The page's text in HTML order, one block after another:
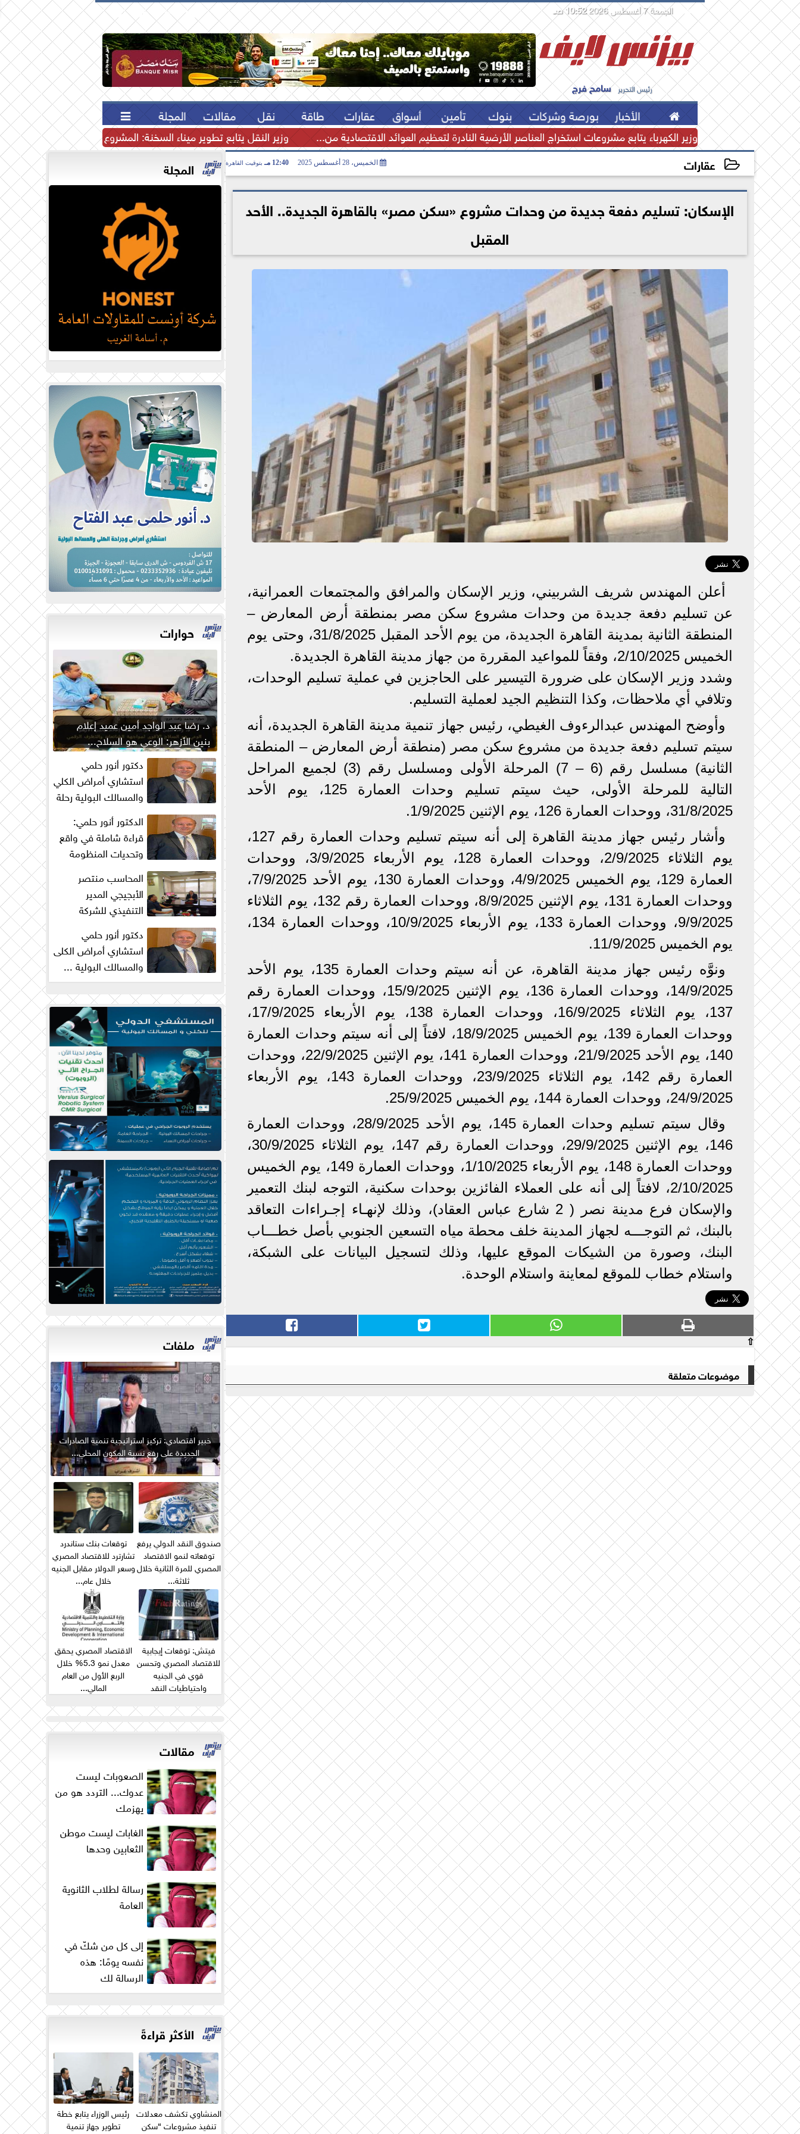
  


 الجمعة 7 أغسطس 2026 10:52 صـ
رئيس التحرير سامح فرج
 الأخبار بورصة وشركات بنوك تأمين أسواق عقارات طاقة نقل مقالات المجلة 
يرتفع إلى... وزير الكهرباء يتابع مشروعات استخراج العناصر الأرضية النادرة لتعظيم العوائد الاقتصادية من... وزير النقل يتابع تطوير ميناء السخنة: المشروع يرسخ مكانة مصر
عقارات الخميس، 28 أغسطس 2025 12:40 مـ بتوقيت القاهرة
2025-08-28 12:40:41
الإسكان: تسليم دفعة جديدة من وحدات مشروع «سكن مصر» بالقاهرة الجديدة.. الأحد
المقبل
أعلن المهندس شريف الشربيني، وزير الإسكان والمرافق والمجتمعات العمرانية،
عن تسليم دفعة جديدة من وحدات مشروع سكن مصر بمنطقة أرض المعارض –
المنطقة الثانية بمدينة القاهرة الجديدة، من يوم الأحد المقبل 31/8/2025، وحتى يوم
الخميس 2/10/2025، وفقاً للمواعيد المقررة من جهاز مدينة القاهرة الجديدة.
وشدد وزير الإسكان على ضرورة التيسير على الحاجزين في عملية تسليم الوحدات،
وتلافي أي ملاحظات، وكذا التنظيم الجيد لعملية التسليم.
وأوضح المهندس عبدالرءوف الغيطي، رئيس جهاز تنمية مدينة القاهرة الجديدة، أنه
سيتم تسليم دفعة جديدة من مشروع سكن مصر (منطقة أرض المعارض – المنطقة
الثانية) مسلسل رقم (6 – 7) المرحلة الأولى ومسلسل رقم (3) لجميع المراحل
التالية للمرحلة الأولى، حيث سيتم تسليم وحدات العمارة 125، يوم الأحد
31/8/2025، ووحدات العمارة 126، يوم الإثنين 1/9/2025.
وأشار رئيس جهاز مدينة القاهرة إلى أنه سيتم تسليم وحدات العمارة رقم 127،
يوم الثلاثاء 2/9/2025، ووحدات العمارة 128، يوم الأربعاء 3/9/2025، ووحدات
العمارة 129، يوم الخميس 4/9/2025، ووحدات العمارة 130، يوم الأحد 7/9/2025،
ووحدات العمارة 131، يوم الإثنين 8/9/2025، ووحدات العمارة رقم 132، يوم الثلاثاء
9/9/2025، ووحدات العمارة 133، يوم الأربعاء 10/9/2025، ووحدات العمارة 134،
يوم الخميس 11/9/2025.
ونوَّه رئيس جهاز مدينة القاهرة، عن أنه سيتم وحدات العمارة 135، يوم الأحد
14/9/2025، ووحدات العمارة 136، يوم الإثنين 15/9/2025، ووحدات العمارة رقم
137، يوم الثلاثاء 16/9/2025، ووحدات العمارة 138، يوم الأربعاء 17/9/2025،
ووحدات العمارة 139، يوم الخميس 18/9/2025، لافتاً إلى أنه سيتم وحدات العمارة
140، يوم الأحد 21/9/2025، ووحدات العمارة 141، يوم الإثنين 22/9/2025، ووحدات
العمارة رقم 142، يوم الثلاثاء 23/9/2025، ووحدات العمارة 143، يوم الأربعاء
24/9/2025، ووحدات العمارة 144، يوم الخميس 25/9/2025.
وقال سيتم تسليم وحدات العمارة 145، يوم الأحد 28/9/2025، ووحدات العمارة
146، يوم الإثنين 29/9/2025، ووحدات العمارة رقم 147، يوم الثلاثاء 30/9/2025،
ووحدات العمارة 148، يوم الأربعاء 1/10/2025، ووحدات العمارة 149، يوم الخميس
2/10/2025، لافتاً إلى أنه على العملاء الفائزين بوحدات سكنية، التوجه لبنك التعمير
والإسكان فرع مدينة نصر ( 2 شارع عباس العقاد)، وذلك لإنهـاء إجـراءات التعاقد
بالبنك، ثم التوجـــه لجهاز المدينة خلف محطة مياه التسعين الجنوبي بأصل خطـــاب
البنك، وصورة من الشيكات الموقع عليها، وذلك لتسجيل البيانات على الشبكة،
واستلام خطاب للموقع لمعاينة واستلام الوحدة.
⇧
موضوعات متعلقة
المجلة
حوارات
د. رضا عبد الواجد أمين عميد إعلام
بنين الأزهر: الوعي هو السلاح...
دكتور أنور حلمي
استشاري أمراض الكلي
والمسالك البولية رحلة
من البحث والكفاح...
الدكتور أنور حلمي:
قراءة شاملة في واقع
وتحديات المنظومة
المحاسب منتصر
الأبجيجي المدير
التنفيذي للشركة
المصرية للتنمية الزراعية
والريفية : ...
دكتور أنور حلمي
استشاري أمراض الكلى
والمسالك البولية ...
زيادة جراحات
البروستاتا...
ملفات
خبير اقتصادي: تركيز استراتيجية تنمية الصادرات
الجديدة على رفع نسبة المكون المحلي...
صندوق النقد الدولي يرفع
توقعاته لنمو الاقتصاد
المصري للمرة الثانية خلال
ثلاثة...
توقعات بنك ستاندرد
تشارترد للاقتصاد المصري
وسعر الدولار مقابل الجنيه
خلال عام...
فيتش: توقعات إيجابية
للاقتصاد المصري وتحسن
قوي في الجنيه
واحتياطيات النقد
الأجنبي...
الاقتصاد المصري يحقق
معدل نمو 5.3% خلال
الربع الأول من العام
المالي...
مقالات
الصعوبات ليست
عدوك... التردد هو من
يهزمك
الغابات ليست موطن
الثعابين وحدها
رسالة لطلاب الثانوية
العامة
إلى كل من شكّ في
نفسه يومًا: هذه
الرسالة لك
الأكثر قراءةً
المنشاوي تكشف معدلات
تنفيذ مشروعات “سكن
رئيس الوزراء يتابع خطة
تطوير جهاز تنمية